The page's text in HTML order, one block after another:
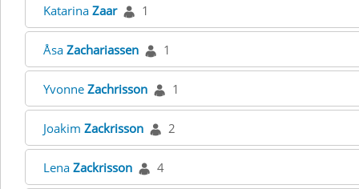
Katarina Zaar 1
Åsa Zachariassen 1
Yvonne Zachrisson 1
Joakim Zackrisson 2
Lena Zackrisson 4